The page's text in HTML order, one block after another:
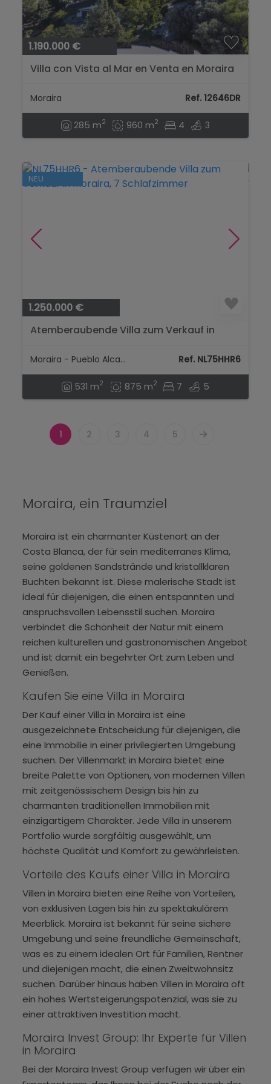
1.190.000 €
Villa con Vista al Mar en Venta en Moraira
Moraira Ref. 12646DR
285 m2 960 m2 4 3
NEU
1.250.000 €
Atemberaubende Villa zum Verkauf in
Moraira - Pueblo Alcazar Ref. NL75HHR6
531 m2 875 m2 7 5
1 2 3 4 5
Moraira, ein Traumziel
Moraira ist ein charmanter Küstenort an der
Costa Blanca, der für sein mediterranes Klima,
seine goldenen Sandstrände und kristallklaren
Buchten bekannt ist. Diese malerische Stadt ist
ideal für diejenigen, die einen entspannten und
anspruchsvollen Lebensstil suchen. Moraira
verbindet die Schönheit der Natur mit einem
reichen kulturellen und gastronomischen Angebot
und ist damit ein begehrter Ort zum Leben und
Genießen.
Kaufen Sie eine Villa in Moraira
Der Kauf einer Villa in Moraira ist eine
ausgezeichnete Entscheidung für diejenigen, die
eine Immobilie in einer privilegierten Umgebung
suchen. Der Villenmarkt in Moraira bietet eine
breite Palette von Optionen, von modernen Villen
mit zeitgenössischem Design bis hin zu
charmanten traditionellen Immobilien mit
einzigartigem Charakter. Jede Villa in unserem
Portfolio wurde sorgfältig ausgewählt, um
höchste Qualität und Komfort zu gewährleisten.
Vorteile des Kaufs einer Villa in Moraira
Villen in Moraira bieten eine Reihe von Vorteilen,
von exklusiven Lagen bis hin zu spektakulärem
Meerblick. Moraira ist bekannt für seine sichere
Umgebung und seine freundliche Gemeinschaft,
was es zu einem idealen Ort für Familien, Rentner
und diejenigen macht, die einen Zweitwohnsitz
suchen. Darüber hinaus haben Villen in Moraira oft
ein hohes Wertsteigerungspotenzial, was sie zu
einer attraktiven Investition macht.
Moraira Invest Group: Ihr Experte für Villen
in Moraira
Bei der Moraira Invest Group verfügen wir über ein